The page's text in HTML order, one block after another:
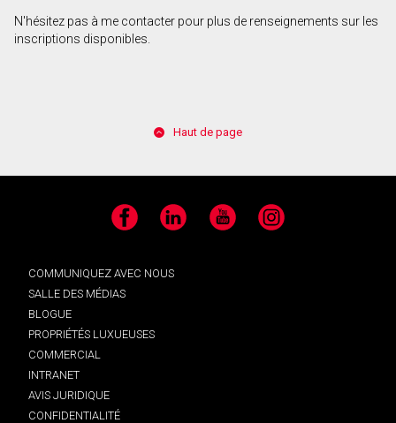
N'hésitez pas à me contacter pour plus de renseignements sur les
inscriptions disponibles.
Haut de page
Facebook LinkedIn YouTube Instagram
COMMUNIQUEZ AVEC NOUS
SALLE DES MÉDIAS
BLOGUE
PROPRIÉTÉS LUXUEUSES
COMMERCIAL
INTRANET
AVIS JURIDIQUE
CONFIDENTIALITÉ